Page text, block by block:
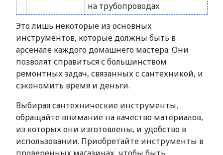
на трубопроводах
Это лишь некоторые из основных
инструментов, которые должны быть в
арсенале каждого домашнего мастера. Они
позволят справиться с большинством
ремонтных задач, связанных с сантехникой, и
сэкономить время и деньги.
Выбирая сантехнические инструменты,
обращайте внимание на качество материалов,
из которых они изготовлены, и удобство в
использовании. Приобретайте инструменты в